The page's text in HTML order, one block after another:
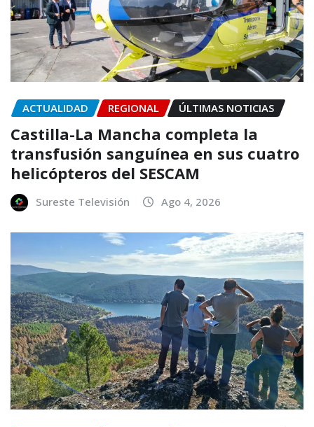
ACTUALIDAD REGIONAL ÚLTIMAS NOTICIAS
Castilla-La Mancha completa la
transfusión sanguínea en sus cuatro
helicópteros del SESCAM
Sureste Televisión Ago 4, 2026